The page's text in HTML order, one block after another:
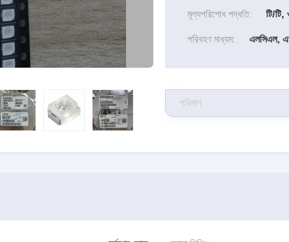
মূল্যপরিশোধ পদ্ধতি: টি/টি,
পরিবহণ মাধ্যম: এলসিএল,